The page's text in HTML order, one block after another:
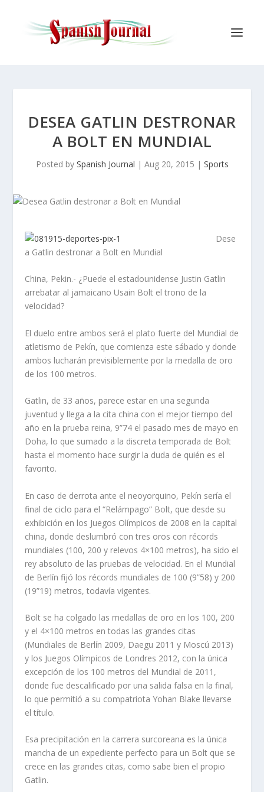
DESEA GATLIN DESTRONAR
A BOLT EN MUNDIAL
Posted by Spanish Journal | Aug 20, 2015 | Sports
Dese
a Gatlin destronar a Bolt en Mundial
China, Pekin.- ¿Puede el estadounidense Justin Gatlin
arrebatar al jamaicano Usain Bolt el trono de la
velocidad?
El duelo entre ambos será el plato fuerte del Mundial de
atletismo de Pekín, que comienza este sábado y donde
ambos lucharán previsiblemente por la medalla de oro
de los 100 metros.
Gatlin, de 33 años, parece estar en una segunda
juventud y llega a la cita china con el mejor tiempo del
año en la prueba reina, 9”74 el pasado mes de mayo en
Doha, lo que sumado a la discreta temporada de Bolt
hasta el momento hace surgir la duda de quién es el
favorito.
En caso de derrota ante el neoyorquino, Pekín sería el
final de ciclo para el “Relámpago” Bolt, que desde su
exhibición en los Juegos Olímpicos de 2008 en la capital
china, donde deslumbró con tres oros con récords
mundiales (100, 200 y relevos 4×100 metros), ha sido el
rey absoluto de las pruebas de velocidad. En el Mundial
de Berlín fijó los récords mundiales de 100 (9”58) y 200
(19”19) metros, todavía vigentes.
Bolt se ha colgado las medallas de oro en los 100, 200
y el 4×100 metros en todas las grandes citas
(Mundiales de Berlín 2009, Daegu 2011 y Moscú 2013)
y los Juegos Olímpicos de Londres 2012, con la única
excepción de los 100 metros del Mundial de 2011,
donde fue descalificado por una salida falsa en la final,
lo que permitió a su compatriota Yohan Blake llevarse
el título.
Esa precipitación en la carrera surcoreana es la única
mancha de un expediente perfecto para un Bolt que se
crece en las grandes citas, como sabe bien el propio
Gatlin.